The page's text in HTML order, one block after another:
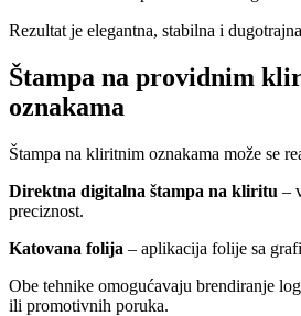
Rezultat je elegantna, stabilna i
Štampa na providnim
oznakama
Štampa na kliritnim oznakama može se
Direktna digitalna štampa na kliritu –
preciznost.
Katovana folija – aplikacija folije sa
Obe tehnike omogućavaju brendiranje
ili promotivnih poruka.